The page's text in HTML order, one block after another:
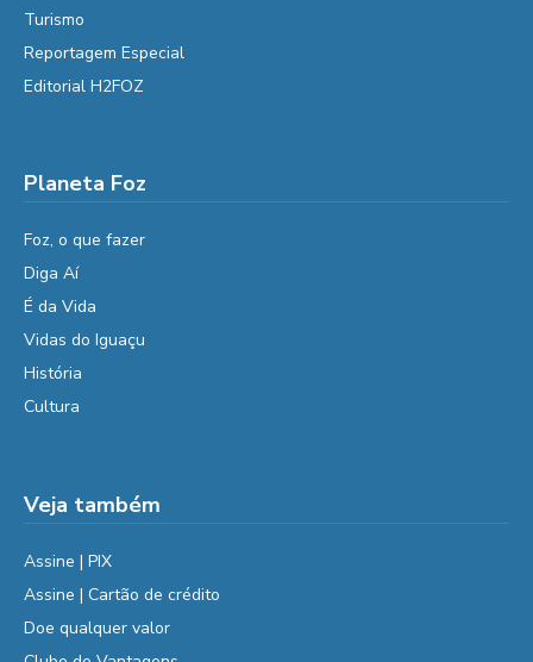
Turismo
Reportagem Especial
Editorial H2FOZ
Planeta Foz
Foz, o que fazer
Diga Aí
É da Vida
Vidas do Iguaçu
História
Cultura
Veja também
Assine | PIX
Assine | Cartão de crédito
Doe qualquer valor